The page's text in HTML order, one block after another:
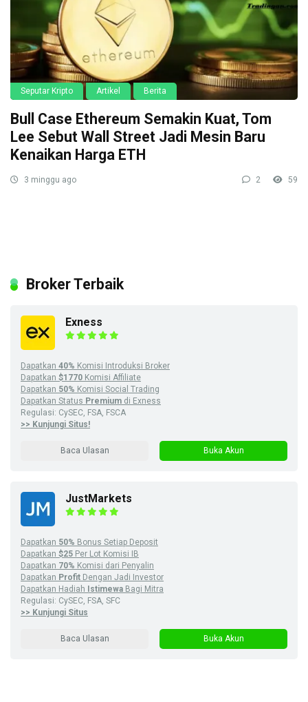
Seputar Kripto Artikel Berita
Bull Case Ethereum Semakin Kuat, Tom
Lee Sebut Wall Street Jadi Mesin Baru
Kenaikan Harga ETH
3 minggu ago 2 59
Broker Terbaik
Exness
Dapatkan 40% Komisi Introduksi Broker
Dapatkan $1770 Komisi Affiliate
Dapatkan 50% Komisi Social Trading
Dapatkan Status Premium di Exness
Regulasi: CySEC, FSA, FSCA
>> Kunjungi Situs!
Baca Ulasan Buka Akun
JustMarkets
Dapatkan 50% Bonus Setiap Deposit
Dapatkan $25 Per Lot Komisi IB
Dapatkan 70% Komisi dari Penyalin
Dapatkan Profit Dengan Jadi Investor
Dapatkan Hadiah Istimewa Bagi Mitra
Regulasi: CySEC, FSA, SFC
>> Kunjungi Situs
Baca Ulasan Buka Akun